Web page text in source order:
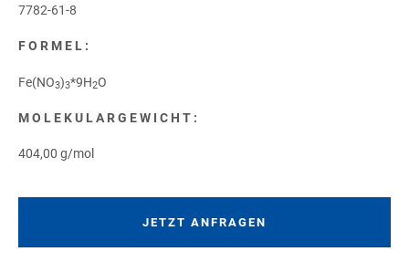
7782-61-8
FORMEL:
Fe(NO3)3*9H2O
MOLEKULARGEWICHT:
404,00 g/mol
JETZT ANFRAGEN